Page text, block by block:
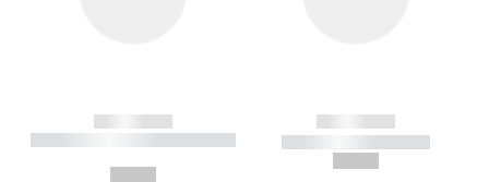
------------
----------- ----------- --------
------------
----------- -----------